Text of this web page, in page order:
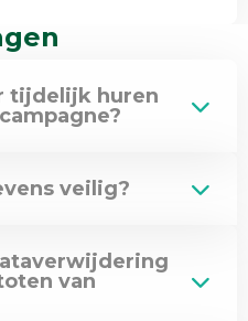
tijdelijk huren
veilig?
van